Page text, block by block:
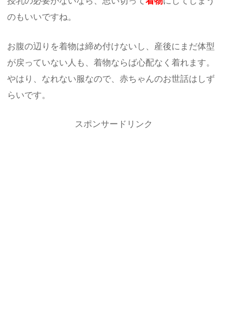
のもいいですね。
お腹の辺りを着物は締め付けないし、産後にまだ体型
が戻っていない人も、着物ならば心配なく着れます。
やはり、なれない服なので、赤ちゃんのお世話はしず
らいです。
スポンサードリンク